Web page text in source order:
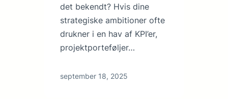
det bekendt? Hvis dine
strategiske ambitioner ofte
drukner i en hav af KPI’er,
projektporteføljer…
september 18, 2025